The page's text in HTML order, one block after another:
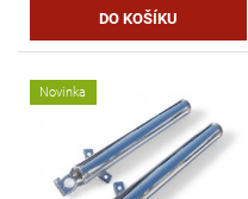
Novinka